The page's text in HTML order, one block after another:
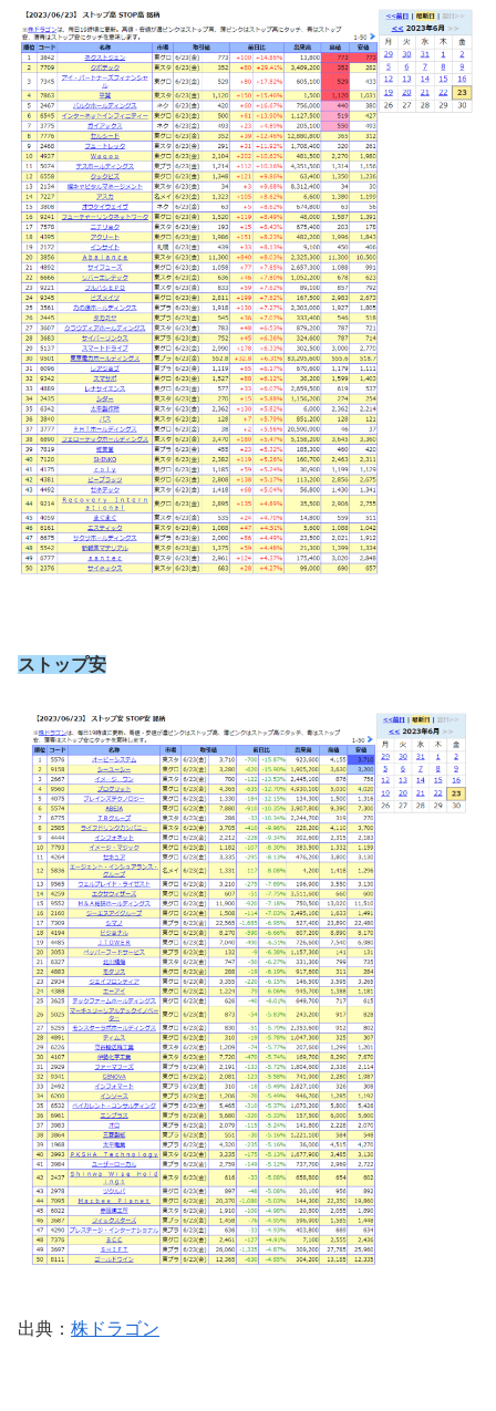
ストップ安
出典： 株ドラゴン